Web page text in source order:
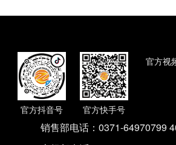
官方抖音号 官方快手号
官方视
销售部电话：0371-64970799